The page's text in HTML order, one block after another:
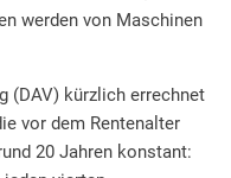
werden von Maschinen
(DAV) kürzlich errechnet
vor dem Rentenalter
20 Jahren konstant: